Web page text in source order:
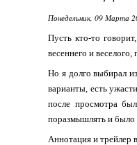
Понедельник, 09 Марта
Пусть кто-то
весеннего и
Но я долго выбирал
варианты, есть
после просмотра
поразмышлять и было
Аннотация и трейлер